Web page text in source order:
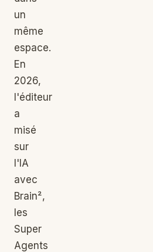
un
même
espace.
En
2026,
l'éditeur
a
misé
sur
l'IA
avec
Brain²,
les
Super
Agents